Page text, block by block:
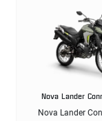
Nova Lander
Nova Lander